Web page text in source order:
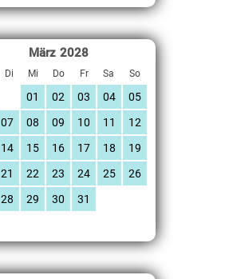
März 2028
Di Mi Do Fr Sa So
01 02 03 04
05
07 08 09 10 11
12
14 15 16 17 18
19
21 22 23 24 25
26
28 29 30 31